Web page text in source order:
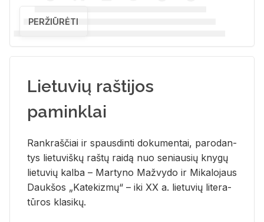
PERŽIŪRĖTI
Lietuvių raštijos
paminklai
Rank­raš­čiai ir spaus­din­ti do­ku­men­tai, pa­ro­dan­
tys lie­tu­viš­kų raš­tų rai­dą nuo se­niau­sių kny­gų
lie­tu­vių kal­ba – Mar­ty­no Ma­žvy­do ir Mi­ka­lo­jaus
Dauk­šos „Ka­te­kiz­mų“ – iki XX a. lie­tu­vių li­te­ra­
tū­ros kla­si­kų.